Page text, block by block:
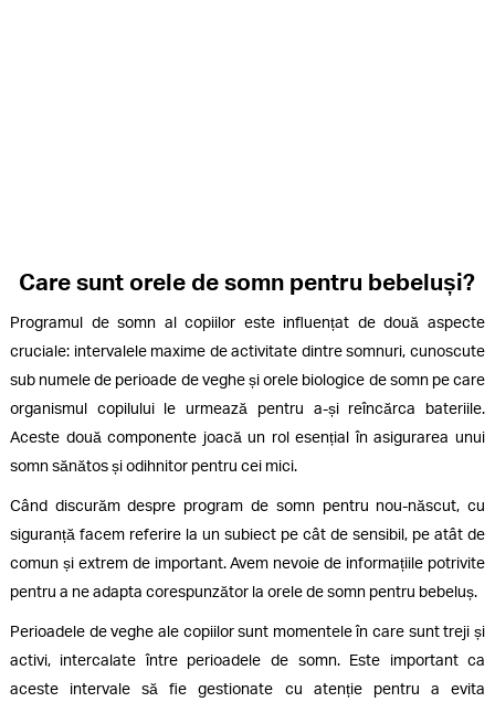
Care sunt orele de somn pentru bebeluși?
Programul de somn al copiilor este influențat de două aspecte
cruciale: intervalele maxime de activitate dintre somnuri, cunoscute
sub numele de perioade de veghe și orele biologice de somn pe care
organismul copilului le urmează pentru a-și reîncărca bateriile.
Aceste două componente joacă un rol esențial în asigurarea unui
somn sănătos și odihnitor pentru cei mici.
Când discurăm despre program de somn pentru nou-născut, cu
siguranță facem referire la un subiect pe cât de sensibil, pe atât de
comun și extrem de important. Avem nevoie de informațiile potrivite
pentru a ne adapta corespunzător la orele de somn pentru bebeluș.
Perioadele de veghe ale copiilor sunt momentele în care sunt treji și
activi, intercalate între perioadele de somn. Este important ca
aceste intervale să fie gestionate cu atenție pentru a evita